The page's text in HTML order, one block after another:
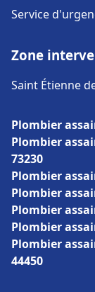
Service
Zone
Saint Étienne
Plombier
Plombier
73230
Plombier
Plombier
Plombier
Plombier
Plombier
44450